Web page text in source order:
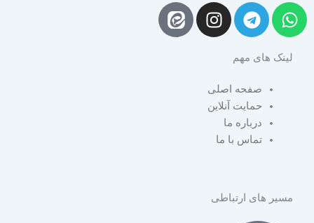
W
h
t
T
e
e
r
a
m
I
n
g
r
لینک های مهم
صفحه اصلی
حمایت آنلاین
درباره ما
تماس با ما
مسیر های ارتباطی